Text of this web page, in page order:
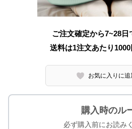
ご注文確定から7~28日
送料は1注文あたり 1000
お気に入りに追
購入時のル
必ず購入前にお読み